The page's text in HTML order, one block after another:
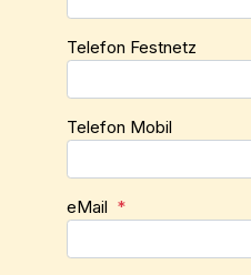
Telefon Festnetz
Telefon Mobil
eMail *